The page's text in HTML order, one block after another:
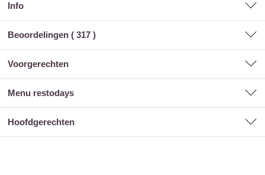
Info
Beoordelingen ( 317 )
voorgerechten
menu restodays
hoofdgerechten